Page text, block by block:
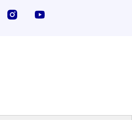
facebook instagram